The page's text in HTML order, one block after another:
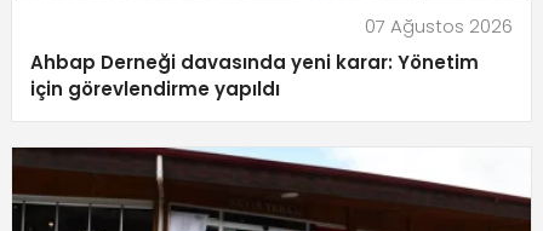
07 Ağustos 2026
Ahbap Derneği davasında yeni karar: Yönetim
için görevlendirme yapıldı